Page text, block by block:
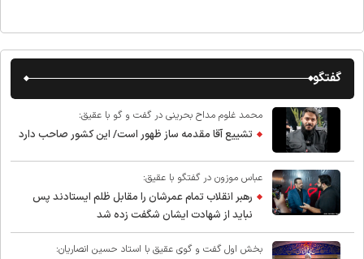
گفتگو
محمد غلوم مداح بحرینی در گفت و گو با عقیق:
تشییع آقا مقدمه ساز ظهور است/ این کشور صاحب دارد
عباس موزون در گفتگو با عقیق:
رهبر انقلاب تمام عمرشان را مقابل ظلم ایستادند پس
نباید از شهادت ایشان شگفت زده شد
بخش اول گفت و گوی عقیق با استاد حسین انصاریان: